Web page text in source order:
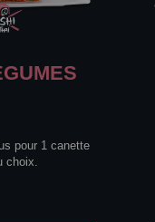
pour 1 canette
choix.